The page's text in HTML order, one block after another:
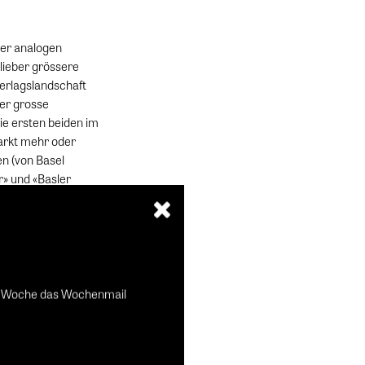
analogen
grössere
grosse
ersten beiden im
mehr oder
(von Basel
und «Basler
und
das Wochenmail